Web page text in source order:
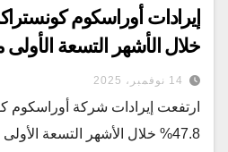
خلال الأشهر التسعة الأولى من
14 نوفمبر، 2025
ارتفعت إيرادات شركة أوراسكوم
47.8% خلال الأشهر التسعة